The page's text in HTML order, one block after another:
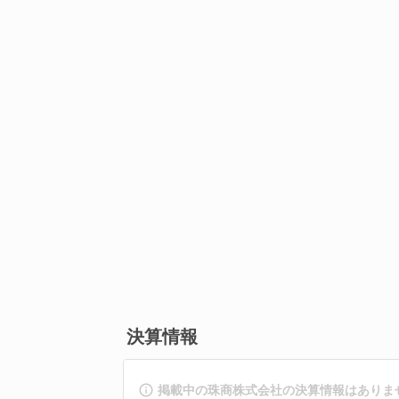
決算情報
掲載中の珠商株式会社の決算情報はありま